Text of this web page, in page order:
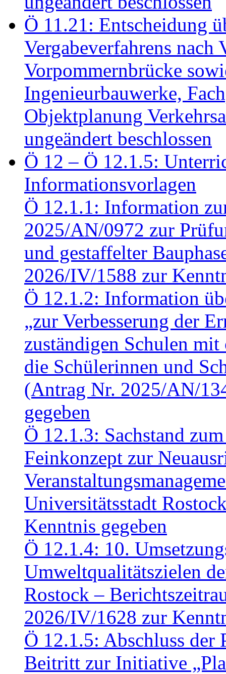
Ö 11.21: Entscheidung
Vergabeverfahrens
Vorpommernbrücke
Ingenieurbauwerke,
Objektplanung
ungeändert beschlossen
Ö 12 – Ö 12.1.5:
Informationsvorlagen
Ö 12.1.1: Information
2025/AN/0972 zur
und gestaffelter
2026/IV/1588 zur
Ö 12.1.2: Information
„zur Verbesserung der
zuständigen Schulen
die Schülerinnen und
(Antrag Nr. 2025/AN/
gegeben
Ö 12.1.3: Sachstand
Feinkonzept zur
Universitätsstadt
Kenntnis gegeben
Ö 12.1.4: 10.
Umweltqualitätszielen
Rostock –
2026/IV/1628 zur
Ö 12.1.5: Abschluss der
Beitritt zur Initiative